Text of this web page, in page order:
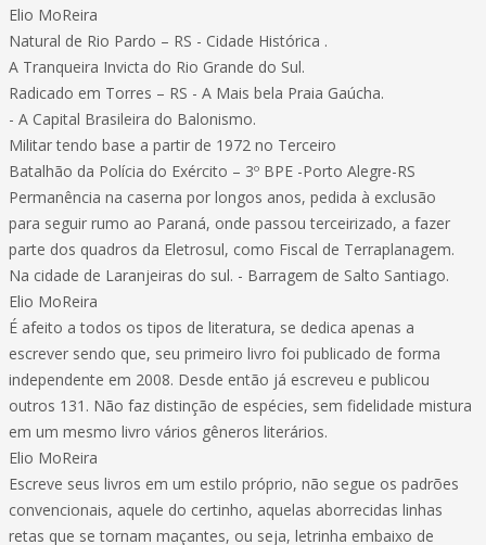
Elio MoReira
Natural de Rio Pardo – RS - Cidade Histórica .
A Tranqueira Invicta do Rio Grande do Sul.
Radicado em Torres – RS - A Mais bela Praia Gaúcha.
- A Capital Brasileira do Balonismo.
Militar tendo base a partir de 1972 no Terceiro
Batalhão da Polícia do Exército – 3º BPE -Porto Alegre-RS
Permanência na caserna por longos anos, pedida à exclusão
para seguir rumo ao Paraná, onde passou terceirizado, a fazer
parte dos quadros da Eletrosul, como Fiscal de Terraplanagem.
Na cidade de Laranjeiras do sul. - Barragem de Salto Santiago.
Elio MoReira
É afeito a todos os tipos de literatura, se dedica apenas a
escrever sendo que, seu primeiro livro foi publicado de forma
independente em 2008. Desde então já escreveu e publicou
outros 131. Não faz distinção de espécies, sem fidelidade mistura
em um mesmo livro vários gêneros literários.
Elio MoReira
Escreve seus livros em um estilo próprio, não segue os padrões
convencionais, aquele do certinho, aquelas aborrecidas linhas
retas que se tornam maçantes, ou seja, letrinha embaixo de